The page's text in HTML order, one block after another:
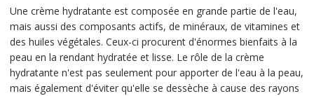
Une crème hydratante est composée en grande partie de l'eau,
mais aussi des composants actifs, de minéraux, de vitamines et
des huiles végétales. Ceux-ci procurent d'énormes bienfaits à la
peau en la rendant hydratée et lisse. Le rôle de la crème
hydratante n'est pas seulement pour apporter de l'eau à la peau,
mais également d'éviter qu'elle se dessèche à cause des rayons